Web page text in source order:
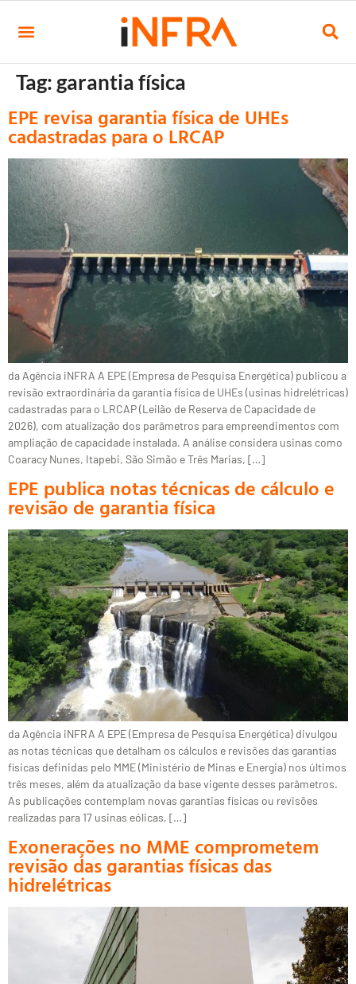
Tag: garantia física
EPE revisa garantia física de UHEs
cadastradas para o LRCAP
da Agência iNFRA A EPE (Empresa de Pesquisa Energética) publicou a
revisão extraordinária da garantia física de UHEs (usinas hidrelétricas)
cadastradas para o LRCAP (Leilão de Reserva de Capacidade de
2026), com atualização dos parâmetros para empreendimentos com
ampliação de capacidade instalada. A análise considera usinas como
Coaracy Nunes, Itapebi, São Simão e Três Marias, […]
EPE publica notas técnicas de cálculo e
revisão de garantia física
da Agência iNFRA A EPE (Empresa de Pesquisa Energética) divulgou
as notas técnicas que detalham os cálculos e revisões das garantias
físicas definidas pelo MME (Ministério de Minas e Energia) nos últimos
três meses, além da atualização da base vigente desses parâmetros.
As publicações contemplam novas garantias físicas ou revisões
realizadas para 17 usinas eólicas, […]
Exonerações no MME comprometem
revisão das garantias físicas das
hidrelétricas